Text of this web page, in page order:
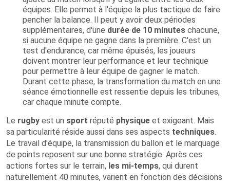
équipes. Elle permet à l'équipe la plus tactique de faire
pencher la balance. Il peut y avoir deux périodes
supplémentaires, d'une durée de 10 minutes chacune,
si aucune équipe ne gagne dans la première. C'est un
test d'endurance, car même épuisés, les joueurs
doivent montrer leur performance et leur technique
pour permettre à leur équipe de gagner le match.
Durant cette phase, la transformation du match en une
séance émotionnelle est ressentie depuis les tribunes,
car chaque minute compte.
Le rugby est un sport réputé physique et exigeant. Mais
sa particularité réside aussi dans ses aspects techniques.
Le travail d'équipe, la transmission du ballon et le marquage
de points reposent sur une bonne stratégie. Après ces
actions fortes sur le terrain, les mi-temps, qui durent
naturellement 40 minutes, varient en fonction des décisions